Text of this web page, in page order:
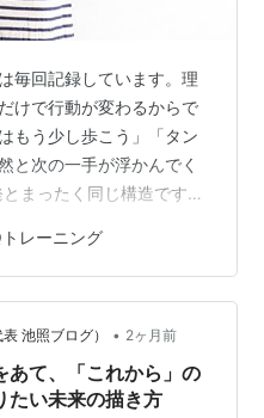
毎回記録しています。理
けで行動が変わるからで
もう少し歩こう」「タン
と次の一手が浮かんでく
まったく同じ構造です。
のステップで進めていま
る」。計測なくして、変
る「EQ投資」の効果 米国
）とMulti-Health
行った調…
トレーニング
池照ブログ） • 2ヶ月前
あて、「これから」の
い未来の描き方